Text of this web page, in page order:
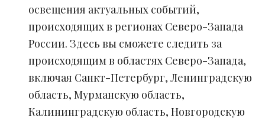
освещения актуальных событий,
происходящих в регионах Северо-Запада
России. Здесь вы сможете следить за
происходящим в областях Северо-Запада,
включая Санкт-Петербург, Ленинградскую
область, Мурманскую область,
Калининградскую область, Новгородскую